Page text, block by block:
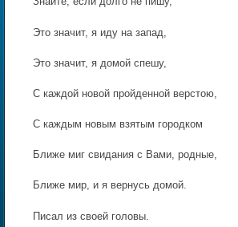
Это значит, я иду на запад,
Это значит, я домой спешу,
С каждой новой пройденной верстою,
С каждым новым взятым городком
Ближе миг свидания с Вами, родные,
Ближе мир, и я вернусь домой.
Писал из своей головы.